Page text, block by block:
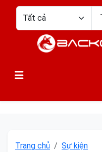
Trang chủ
Sự kiện